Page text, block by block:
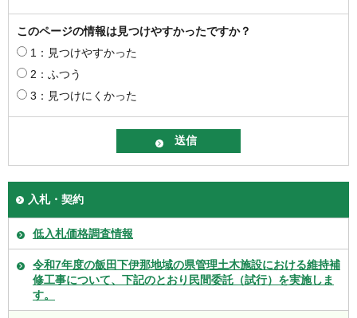
このページの情報は見つけやすかったですか？
1：見つけやすかった
2：ふつう
3：見つけにくかった
入札・契約
低入札価格調査情報
令和7年度の飯田下伊那地域の県管理土木施設における維持補
修工事について、下記のとおり民間委託（試行）を実施しま
す。